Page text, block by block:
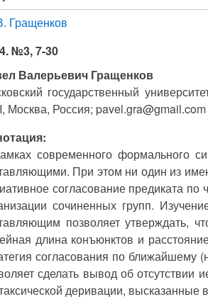
Гращенков
№3, 7-30
Валерьевич Гращенков
государственный
Москва, Россия; pavel.gra@gmail.com
современного формального
При этом ни один из
согласование предиката
сочиненных групп.
позволяет утверждать,
длина конъюнктов и
согласования по ближайшему
сделать вывод об отсутствии
деривации, высказанные